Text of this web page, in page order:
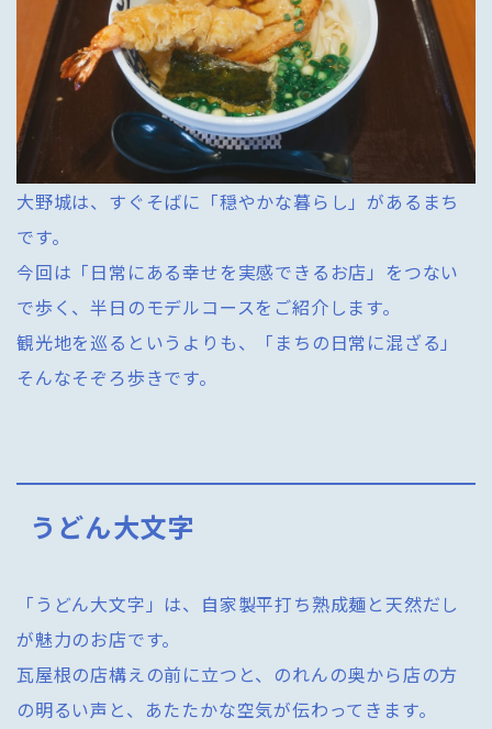
大野城は、すぐそばに「穏やかな暮らし」があるまち
です。
今回は「日常にある幸せを実感できるお店」をつない
で歩く、半日のモデルコースをご紹介します。
観光地を巡るというよりも、「まちの日常に混ざる」
そんなそぞろ歩きです。
うどん大文字
「うどん大文字」は、自家製平打ち熟成麺と天然だし
が魅力のお店です。
瓦屋根の店構えの前に立つと、のれんの奥から店の方
の明るい声と、あたたかな空気が伝わってきます。